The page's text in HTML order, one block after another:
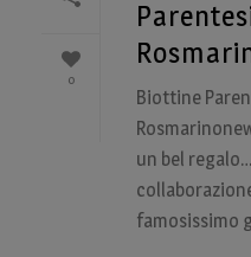
0
Biottine
un bel
famosissimo